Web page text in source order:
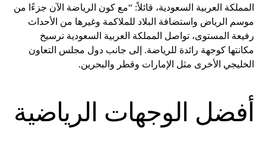
المملكة العربية السعودية، قائلاً: “مع كون الرياضة الآن جزءًا من
موسم الرياض واستضافة البلاد للملاكمة وغيرها من الأحداث
رفيعة المستوى، تواصل المملكة العربية السعودية ترسيخ
مكانتها كوجهة رائدة للرياضة. إلى جانب دول مجلس التعاون
الخليجي الأخرى مثل الإمارات وقطر والبحرين.
أفضل الوجهات الرياضية